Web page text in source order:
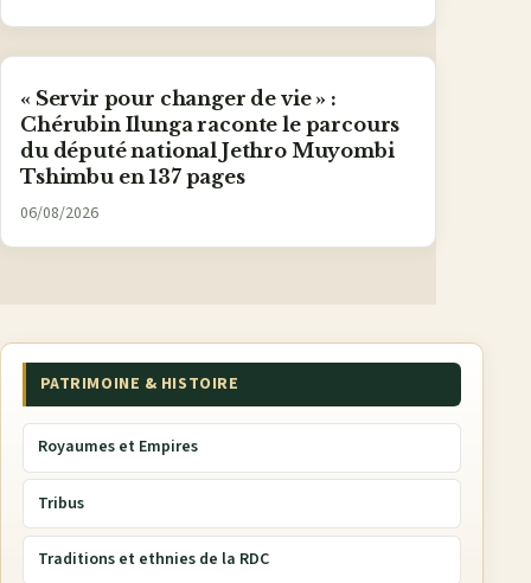
« Servir pour changer de vie » :
Chérubin Ilunga raconte le parcours
du député national Jethro Muyombi
Tshimbu en 137 pages
06/08/2026
PATRIMOINE & HISTOIRE
Royaumes et Empires
Tribus
Traditions et ethnies de la RDC